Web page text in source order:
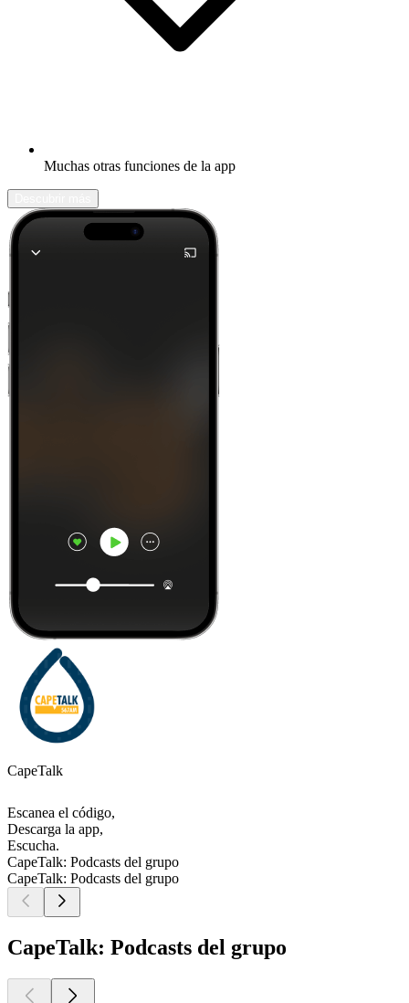
Muchas otras funciones de la app
CapeTalk
Escanea el código,
Descarga la app,
Escucha.
CapeTalk: Podcasts del grupo
CapeTalk: Podcasts del grupo
CapeTalk: Podcasts del grupo